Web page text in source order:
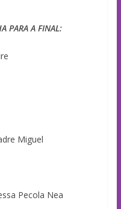
PARA A FINAL:
Miguel
Pecola Nea